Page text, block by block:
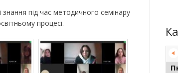
під час методичного семінару
процесі.